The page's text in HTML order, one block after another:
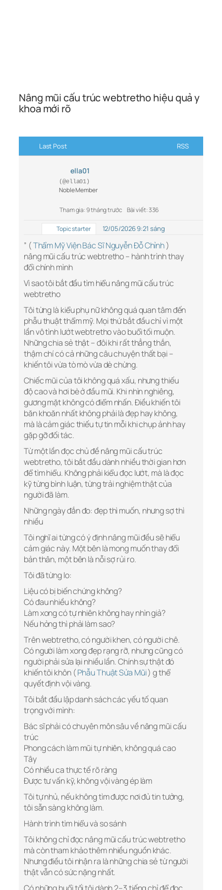
Nâng mũi cấu trúc webtretho hiệu quả y
khoa mới rõ
Last Post RSS
ella01
(@ella01)
Noble Member
Tham gia: 9 tháng trước Bài viết: 336
Topic starter 12/05/2026 9:21 sáng
” (Thẩm Mỹ Viện Bác Sĩ Nguyễn Đỗ Chỉnh)
nâng mũi cấu trúc webtretho – hành trình thay
đổi chính mình
Vì sao tôi bắt đầu tìm hiểu nâng mũi cấu trúc
webtretho
Tôi từng là kiểu phụ nữ không quá quan tâm đến
phẫu thuật thẩm mỹ. Mọi thứ bắt đầu chỉ vì một
lần vô tình lướt webtretho vào buổi tối muộn.
Những chia sẻ thật – đôi khi rất thẳng thắn,
thậm chí có cả những câu chuyện thất bại –
khiến tôi vừa tò mò vừa dè chừng.
Chiếc mũi của tôi không quá xấu, nhưng thiếu
độ cao và hơi bè ở đầu mũi. Khi nhìn nghiêng,
gương mặt không có điểm nhấn. Điều khiến tôi
băn khoăn nhất không phải là đẹp hay không,
mà là cảm giác thiếu tự tin mỗi khi chụp ảnh hay
gặp gỡ đối tác.
Từ một lần đọc chủ đề nâng mũi cấu trúc
webtretho, tôi bắt đầu dành nhiều thời gian hơn
để tìm hiểu. Không phải kiểu đọc lướt, mà là đọc
kỹ từng bình luận, từng trải nghiệm thật của
người đã làm.
Những ngày đắn đo: đẹp thì muốn, nhưng sợ thì
nhiều
Tôi nghĩ ai từng có ý định nâng mũi đều sẽ hiểu
cảm giác này. Một bên là mong muốn thay đổi
bản thân, một bên là nỗi sợ rủi ro.
Tôi đã từng lo:
Liệu có bị biến chứng không?
Có đau nhiều không?
Làm xong có tự nhiên không hay nhìn giả?
Nếu hỏng thì phải làm sao?
Trên webtretho, có người khen, có người chê.
Có người làm xong đẹp rạng rỡ, nhưng cũng có
người phải sửa lại nhiều lần. Chính sự thật đó
khiến tôi khôn (Phẫu Thuật Sửa Mũi) g thể
quyết định vội vàng.
Tôi bắt đầu lập danh sách các yếu tố quan
trọng với mình:
Bác sĩ phải có chuyên môn sâu về nâng mũi cấu
trúc
Phong cách làm mũi tự nhiên, không quá cao
Tây
Có nhiều ca thực tế rõ ràng
Được tư vấn kỹ, không vội vàng ép làm
Tôi tự nhủ, nếu không tìm được nơi đủ tin tưởng,
tôi sẵn sàng không làm.
Hành trình tìm hiểu và so sánh
Tôi không chỉ đọc nâng mũi cấu trúc webtretho
mà còn tham khảo thêm nhiều nguồn khác.
Nhưng điều tôi nhận ra là những chia sẻ từ người
thật vẫn có sức nặng nhất.